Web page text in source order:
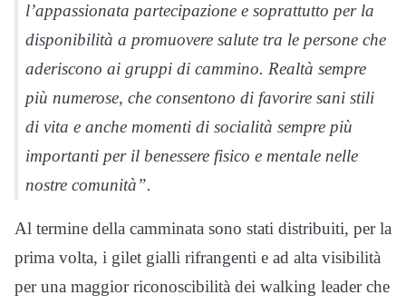
l’appassionata partecipazione e soprattutto per la
disponibilità a promuovere salute tra le persone che
aderiscono ai gruppi di cammino. Realtà sempre
più numerose, che consentono di favorire sani stili
di vita e anche momenti di socialità sempre più
importanti per il benessere fisico e mentale nelle
nostre comunità”.
Al termine della camminata sono stati distribuiti, per la
prima volta, i gilet gialli rifrangenti e ad alta visibilità
per una maggior riconoscibilità dei walking leader che